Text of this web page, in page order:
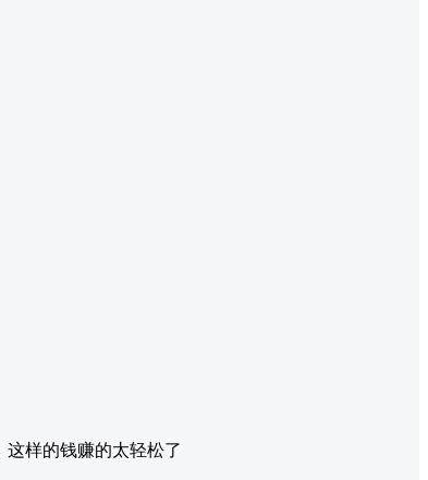
样的钱赚的太轻松了